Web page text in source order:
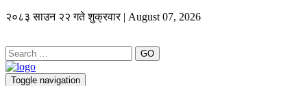
२०८३ साउन २२ गते शुक्रवार | August 07, 2026
GO
Toggle navigation